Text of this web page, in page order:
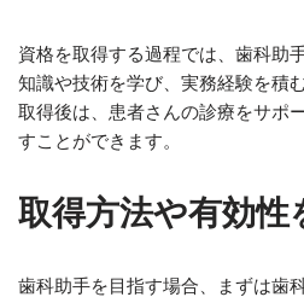
資格を取得する過程では、歯科助
知識や技術を学び、実務経験を積
取得後は、患者さんの診療をサポ
すことができます。
取得方法や有効性
歯科助手を目指す場合、まずは歯